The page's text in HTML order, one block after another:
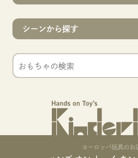
シーンから探す
ヨーロッパ玩具のお